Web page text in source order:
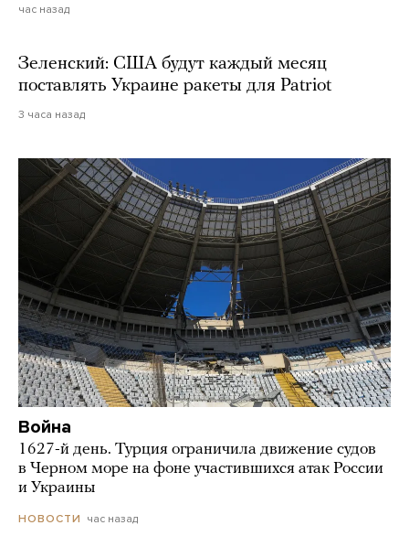
час назад
Зеленский: США будут каждый месяц
поставлять Украине ракеты для Patriot
3 часа назад
Война
1627-й день. Турция ограничила движение судов
в Черном море на фоне участившихся атак России
и Украины
НОВОСТИ час назад